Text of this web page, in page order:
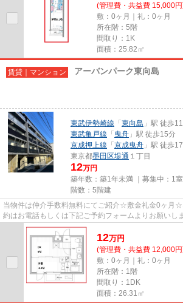
(管理費・共益費 15,000
敷：0ヶ月｜礼：0ヶ月
所在階：5階
間取り：1K
面積：25.82㎡
賃貸｜マンション アーバンパーク東向島
東武伊勢崎線 「 東向島 」駅 徒歩
東武亀戸線 「 曳舟 」駅 徒歩15分
京成押上線 「 京成曳舟 」駅 徒歩
東京都墨田区堤通 １丁目
12万円
築年数：築1年未満 ｜募集中： 1室
階数：5階建
当物件は仲介手数料無料にてご紹介☆敷金礼金0ヶ月
約はお電話もしくは下記ご予約フォームよりお願いしま
12万円
(管理費・共益費 12,000
敷：0ヶ月｜礼：0ヶ月
所在階：1階
間取り：1DK
面積：26.31㎡